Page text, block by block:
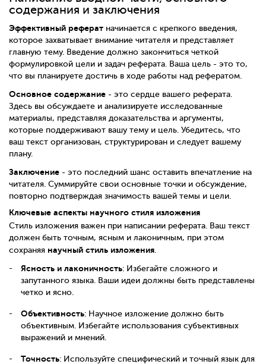
содержания и заключения
Эффективный реферат начинается с крепкого введения,
которое захватывает внимание читателя и представляет
главную тему. Введение должно закончиться четкой
формулировкой цели и задач реферата. Ваша цель - это то,
что вы планируете достичь в ходе работы над рефератом.
Основное содержание - это сердце вашего реферата.
Здесь вы обсуждаете и анализируете исследованные
материалы, представляя доказательства и аргументы,
которые поддерживают вашу тему и цель. Убедитесь, что
ваш текст организован, структурирован и следует вашему
плану.
Заключение - это последний шанс оставить впечатление на
читателя. Суммируйте свои основные точки и обсуждение,
повторно подтверждая значимость вашей темы и цели.
Ключевые аспекты научного стиля изложения
Стиль изложения важен при написании реферата. Ваш текст
должен быть точным, ясным и лаконичным, при этом
сохраняя научный стиль изложения
Ясность и лаконичность: Избегайте сложного и
запутанного языка. Ваши идеи должны быть представлены
четко и ясно.
Объективность: Научное изложение должно быть
объективным. Избегайте использования субъективных
выражений и мнений.
Точность: Используйте специфический и точный язык для